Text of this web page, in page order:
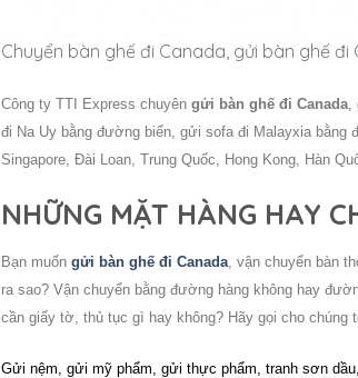
Chuyển bàn ghế đi Canada, gửi bàn ghế
Công ty TTI Express chuyên gửi bàn ghế đi Canada,
đi Na Uy bằng đường biển, gửi sofa đi Malayxia
Singapore, Đài Loan, Trung Quốc, Hong Kong, Hàn
NHỮNG MẶT HÀNG HAY
Bạn muốn gửi bàn ghế đi Canada , vận chuyển bàn
ra sao? Vận chuyển bằng đường hàng không hay
cần giấy tờ, thủ tục gì hay không? Hãy gọi cho chúng
Gửi nệm, gửi mỹ phẩm, gửi thực phẩm, tranh sơn